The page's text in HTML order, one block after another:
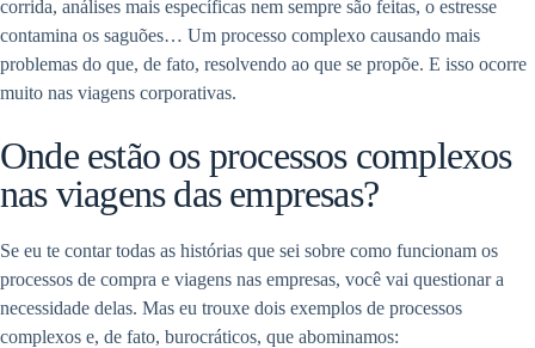
corrida, análises mais específicas nem sempre são feitas, o estresse
contamina os saguões… Um processo complexo causando mais
problemas do que, de fato, resolvendo ao que se propõe. E isso ocorre
muito nas viagens corporativas.
Onde estão os processos complexos
nas viagens das empresas?
Se eu te contar todas as histórias que sei sobre como funcionam os
processos de compra e viagens nas empresas, você vai questionar a
necessidade delas. Mas eu trouxe dois exemplos de processos
complexos e, de fato, burocráticos, que abominamos: